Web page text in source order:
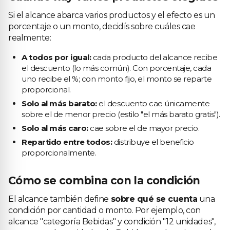
Si el alcance abarca varios productos y el efecto es un
porcentaje o un monto, decidís sobre cuáles cae
realmente:
A todos por igual:cada producto del alcance recibe
el descuento (lo más común). Con porcentaje, cada
uno recibe el %; con monto fijo, el monto se reparte
proporcional.
Solo al más barato:el descuento cae únicamente
sobre el de menor precio (estilo "el más barato gratis").
Solo al más caro:cae sobre el de mayor precio.
Repartido entre todos:distribuye el beneficio
proporcionalmente.
Cómo se combina con la condición
El alcance también define sobre qué se cuenta una
condición por cantidad o monto. Por ejemplo, con
alcance "categoría Bebidas" y condición "12 unidades",